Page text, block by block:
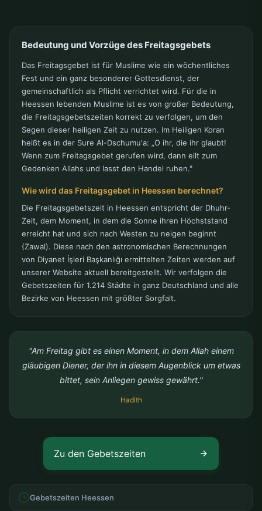
Bedeutung und Vorzüge des Freitagsgebets
Das Freitagsgebet ist für Muslime wie ein wöchentliches
Fest und ein ganz besonderer Gottesdienst, der
gemeinschaftlich als Pflicht verrichtet wird. Für die in
Heessen lebenden Muslime ist es von großer Bedeutung,
die Freitagsgebetszeiten korrekt zu verfolgen, um den
Segen dieser heiligen Zeit zu nutzen. Im Heiligen Koran
heißt es in der Sure Al-Dschumu'a: „O ihr, die ihr glaubt!
Wenn zum Freitagsgebet gerufen wird, dann eilt zum
Gedenken Allahs und lasst den Handel ruhen."
Wie wird das Freitagsgebet in Heessen berechnet?
Die Freitagsgebetszeit in Heessen entspricht der Dhuhr-
Zeit, dem Moment, in dem die Sonne ihren Höchststand
erreicht hat und sich nach Westen zu neigen beginnt
(Zawal). Diese nach den astronomischen Berechnungen
von Diyanet İşleri Başkanlığı ermittelten Zeiten werden auf
unserer Website aktuell bereitgestellt. Wir verfolgen die
Gebetszeiten für 1.214 Städte in ganz Deutschland und alle
Bezirke von Heessen mit größter Sorgfalt.
"Am Freitag gibt es einen Moment, in dem Allah einem
gläubigen Diener, der ihn in diesem Augenblick um etwas
bittet, sein Anliegen gewiss gewährt."
Hadith
Zu den Gebetszeiten
Gebetszeiten Heessen